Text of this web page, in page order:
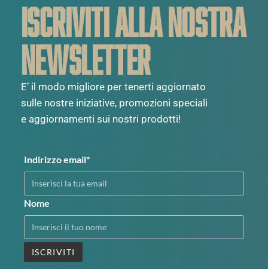
ISCRIVITI ALLA NOSTRA
NEWSLETTER
E’ il modo migliore per tenerti aggiornato
sulle nostre iniziative, promozioni speciali
e aggiornamenti sui nostri prodotti!
Indirizzo email*
Nome